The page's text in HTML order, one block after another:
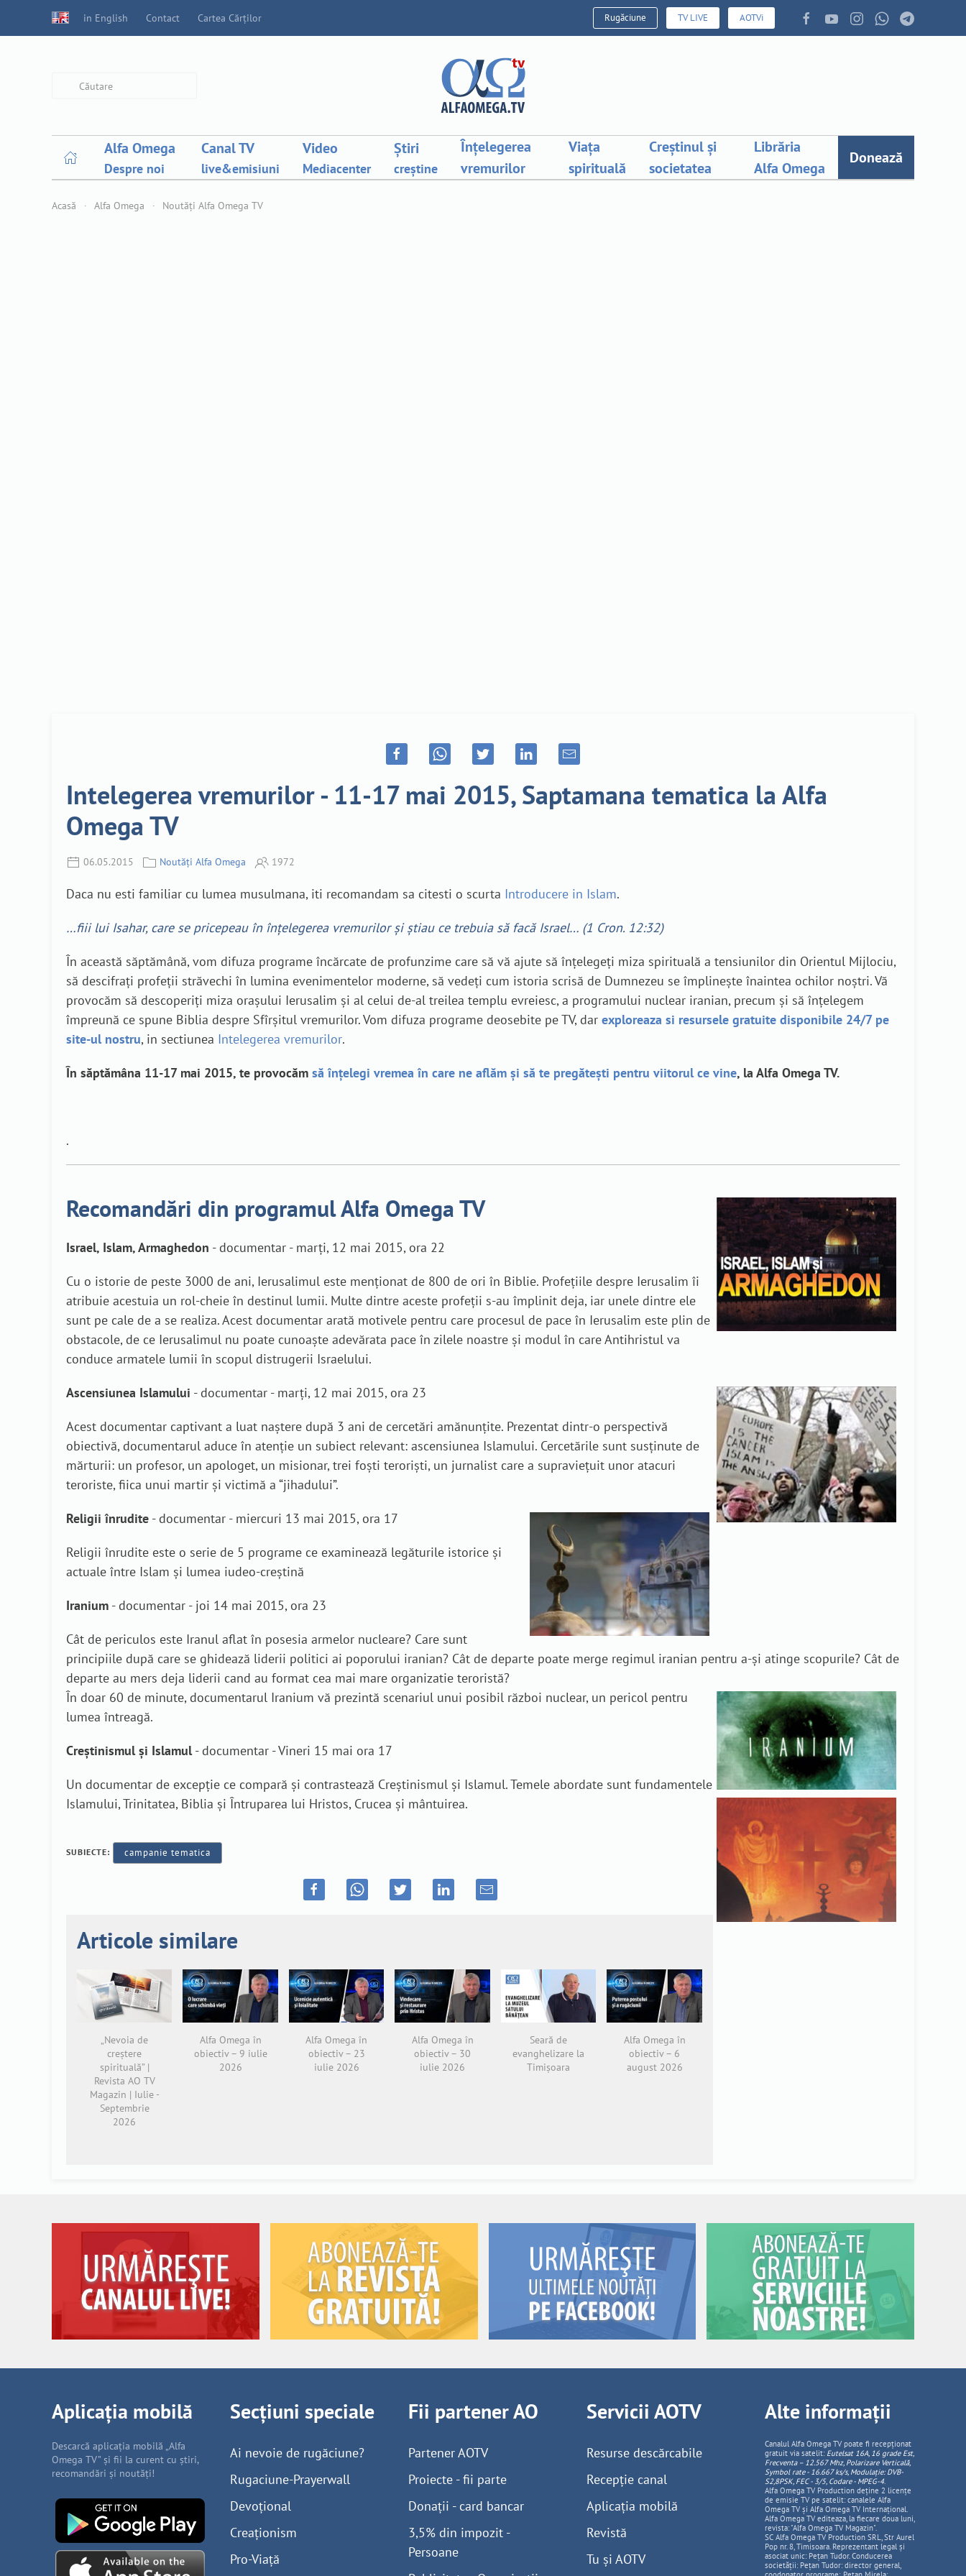
in English Contact Cartea Cărților Rugăciune TV LIVE AOTVi
Alfa Omega
Despre noi
Canal TV
live&emisiuni
Video
Mediacenter
Știri
creștine
Înțelegerea
vremurilor
Viața
spirituală
Creștinul și
societatea
Librăria
Alfa Omega
Donează
Acasă Alfa Omega Noutăți Alfa Omega TV
Intelegerea vremurilor - 11-17 mai 2015, Saptamana tematica la Alfa
Omega TV
06.05.2015 Noutăți Alfa Omega 1972
Daca nu esti familiar cu lumea musulmana, iti recomandam sa citesti o scurta Introducere in Islam.
…fiii lui Isahar, care se pricepeau în înţelegerea vremurilor şi ştiau ce trebuia să facă Israel… (1 Cron. 12:32)
În această săptămână, vom difuza programe încărcate de profunzime care să vă ajute să înțelegeți miza spirituală a tensiunilor din Orientul Mijlociu,
să descifrați profeții străvechi în lumina evenimentelor moderne, să vedeți cum istoria scrisă de Dumnezeu se împlinește înaintea ochilor noștri. Vă
provocăm să descoperiți miza orașului Ierusalim și al celui de-al treilea templu evreiesc, a programului nuclear iranian, precum și să înțelegem
împreună ce spune Biblia despre Sfîrșitul vremurilor. Vom difuza programe deosebite pe TV, dar exploreaza si resursele gratuite disponibile 24/7 pe
site-ul nostru, in sectiunea Intelegerea vremurilor.
În săptămâna 11-17 mai 2015, te provocăm să înțelegi vremea în care ne aflăm și să te pregătești pentru viitorul ce vine, la Alfa Omega TV.
.
Recomandări din programul Alfa Omega TV
Israel, Islam, Armaghedon - documentar - marți, 12 mai 2015, ora 22
Cu o istorie de peste 3000 de ani, Ierusalimul este menționat de 800 de ori în Biblie. Profețiile despre Ierusalim îi
atribuie acestuia un rol-cheie în destinul lumii. Multe dintre aceste profeții s-au împlinit deja, iar unele dintre ele
sunt pe cale de a se realiza. Acest documentar arată motivele pentru care procesul de pace în Ierusalim este plin de
obstacole, de ce Ierusalimul nu poate cunoaște adevărata pace în zilele noastre și modul în care Antihristul va
conduce armatele lumii în scopul distrugerii Israelului.
Ascensiunea Islamului - documentar - marți, 12 mai 2015, ora 23
Acest documentar captivant a luat naștere după 3 ani de cercetări amănunțite. Prezentat dintr-o perspectivă
obiectivă, documentarul aduce în atenție un subiect relevant: ascensiunea Islamului. Cercetările sunt susținute de
mărturii: un profesor, un apologet, un misionar, trei foști teroriști, un jurnalist care a supraviețuit unor atacuri
teroriste, fiica unui martir și victimă a “jihadului”.
Religii înrudite - documentar - miercuri 13 mai 2015, ora 17
Religii înrudite este o serie de 5 programe ce examinează legăturile istorice și
actuale între Islam și lumea iudeo-creștină
Iranium - documentar - joi 14 mai 2015, ora 23
Cât de periculos este Iranul aflat în posesia armelor nucleare? Care sunt
principiile după care se ghidează liderii politici ai poporului iranian? Cât de departe poate merge regimul iranian pentru a-și atinge scopurile? Cât de
departe au mers deja liderii cand au format cea mai mare organizatie teroristă?
În doar 60 de minute, documentarul Iranium vă prezintă scenariul unui posibil război nuclear, un pericol pentru
lumea întreagă.
Creștinismul și Islamul- documentar - Vineri 15 mai ora 17
Un documentar de excepție ce compară și contrastează Creștinismul și Islamul. Temele abordate sunt fundamentele
Islamului, Trinitatea, Biblia și Întruparea lui Hristos, Crucea și mântuirea.
SUBIECTE: campanie tematica
Articole similare
„Nevoia de
creștere
spirituală” |
Revista AO TV
Magazin | Iulie -
Septembrie
2026
Alfa Omega în
obiectiv – 9 iulie
2026
Alfa Omega în
obiectiv – 23
iulie 2026
Alfa Omega în
obiectiv – 30
iulie 2026
Seară de
evanghelizare la
Timișoara
Alfa Omega în
obiectiv – 6
august 2026
Aplicația mobilă
Descarcă aplicația mobilă „Alfa
Omega TV” și fii la curent cu știri,
recomandări și noutăți!
Secțiuni speciale
Ai nevoie de rugăciune?
Rugaciune-Prayerwall
Devoțional
Creaționism
Pro-Viață
Fii partener AO
Partener AOTV
Proiecte - fii parte
Donații - card bancar
3,5% din impozit -
Persoane
Servicii AOTV
Resurse descărcabile
Recepție canal
Aplicația mobilă
Revistă
Tu și AOTV
Alte informații
Canalul Alfa Omega TV poate fi recepționat
gratuit via satelit: Eutelsat 16A, 16 grade Est,
Frecventa – 12.567 Mhz, PolarizareVerticală,
Symbol rate - 16.667 ks/s, Modulație: DVB-
S2,8PSK, FEC - 3/5, Codare - MPEG-4.
Alfa Omega TV Production deține 2 licențe
de emisie TV pe satelit: canalele Alfa
Omega TV și Alfa Omega TV Internațional.
Alfa Omega TV editeaza, la fiecare doua luni,
revista: "Alfa Omega TV Magazin".
SC Alfa Omega TV Production SRL, Str Aurel
Pop nr. 8, Timisoara. Reprezentant legal și
asociat unic: Pețan Tudor. Conducerea
societății: Pețan Tudor: director general,